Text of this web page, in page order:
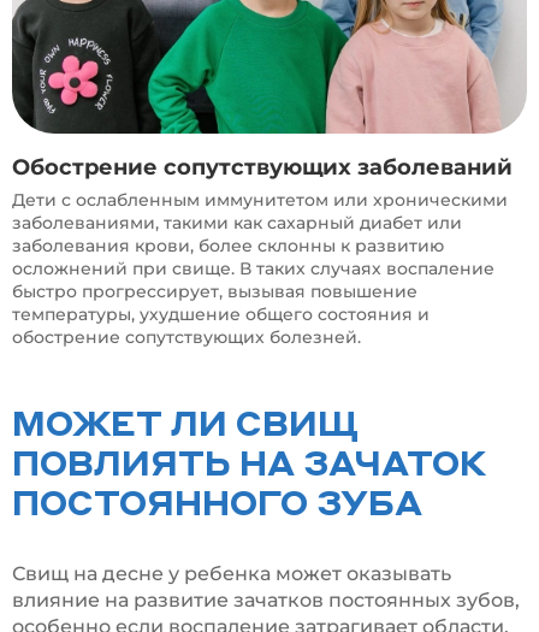
Обострение сопутствующих заболеваний
Дети с ослабленным иммунитетом или хроническими
заболеваниями, такими как сахарный диабет или
заболевания крови, более склонны к развитию
осложнений при свище. В таких случаях воспаление
быстро прогрессирует, вызывая повышение
температуры, ухудшение общего состояния и
обострение сопутствующих болезней.
МОЖЕТ ЛИ СВИЩ
ПОВЛИЯТЬ НА ЗАЧАТОК
ПОСТОЯННОГО ЗУБА
Свищ на десне у ребенка может оказывать
влияние на развитие зачатков постоянных зубов,
особенно если воспаление затрагивает области,